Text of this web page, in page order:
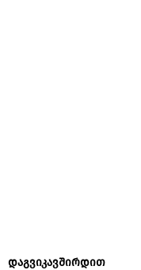
დაგვიკავშირდით